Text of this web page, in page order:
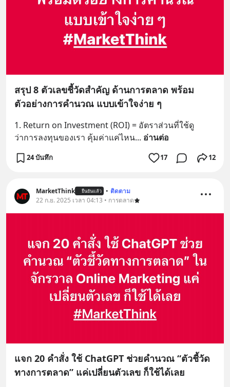
สรุป 8 ตัวเลขชี้วัดสำคัญ ด้านการตลาด พร้อม
ตัวอย่างการคำนวณ แบบเข้าใจง่าย ๆ
1. Return on Investment (ROI) = อัตราส่วนที่ใช้ดู
ว่าการลงทุนของเรา คุ้มค่าแค่ไหน... อ่านต่อ
24 บันทึก 17 12
MarketThink ยืนยันแล้ว • ติดตาม
22 ก.ย. 2025 เวลา 04:13 • การตลาด
แจก 20 คำสั่ง ใช้ ChatGPT ช่วยคำนวณ “ตัวชี้วัด
ทางการตลาด” แค่เปลี่ยนตัวเลข ก็ใช้ได้เลย